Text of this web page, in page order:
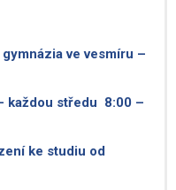
ve vesmíru –
každou středu 8:00 –
ke studiu od